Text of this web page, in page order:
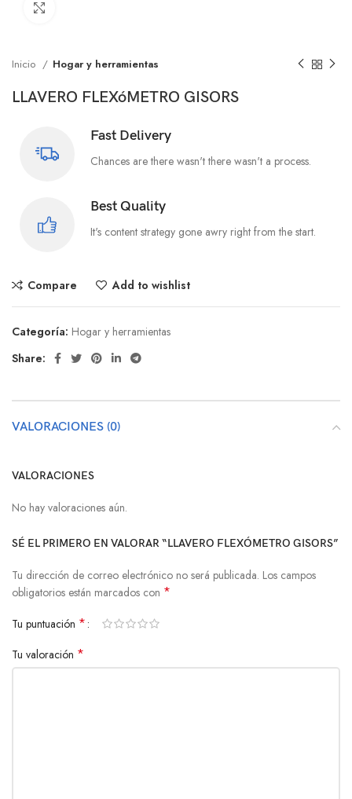
Inicio Hogar y herramientas
LLAVERO FLEXóMETRO GISORS
Fast Delivery
Chances are there wasn't there wasn't a process.
Best Quality
It's content strategy gone awry right from the start.
Compare Add to wishlist
Categoría: Hogar y herramientas
Share:
VALORACIONES (0)
VALORACIONES
No hay valoraciones aún.
SÉ EL PRIMERO EN VALORAR “LLAVERO FLEXÓMETRO GISORS”
Tu dirección de correo electrónico no será publicada. Los campos
obligatorios están marcados con *
Tu puntuación *
Tu valoración *